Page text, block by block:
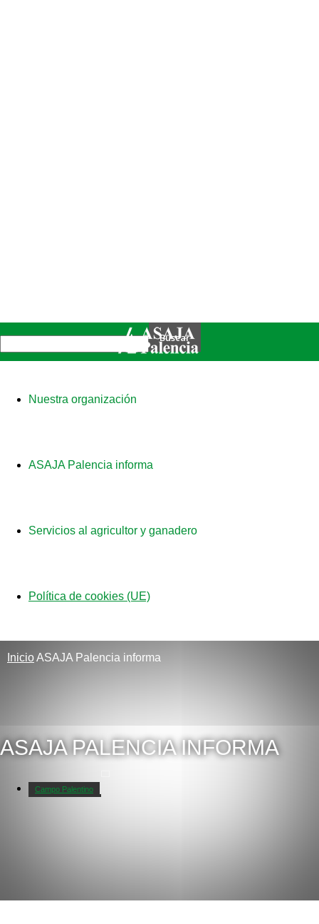
Nuestra organización
ASAJA Palencia informa
Servicios al agricultor y ganadero
Política de cookies (UE)
InicioASAJA Palencia informa
ASAJA PALENCIA INFORMA
Campo Palentino